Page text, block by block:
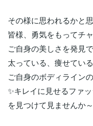
その様に思われるかと思
皆様、勇気をもってチ
ご自身の美しさを発見
太っている、痩せてい
ご自身のボディライン
✨キレイに見せるファ
を見つけて見ませんか